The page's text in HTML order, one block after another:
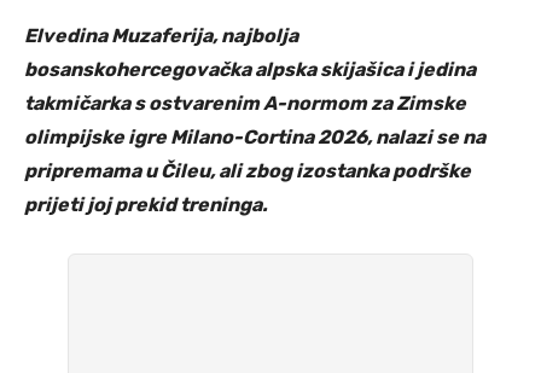
Elvedina Muzaferija, najbolja
bosanskohercegovačka alpska skijašica i jedina
takmičarka s ostvarenim A-normom za Zimske
olimpijske igre Milano-Cortina 2026, nalazi se na
pripremama u Čileu, ali zbog izostanka podrške
prijeti joj prekid treninga.